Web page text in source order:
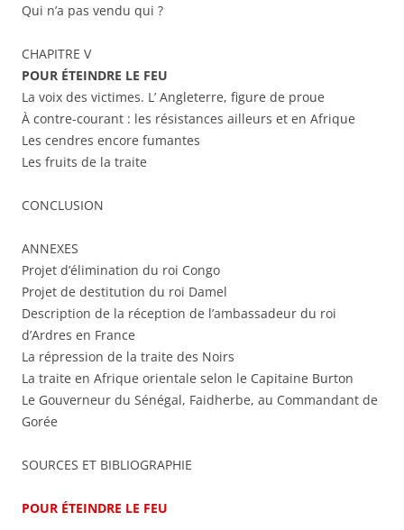
Qui n’a pas vendu qui ?
CHAPITRE V
POUR ÉTEINDRE LE FEU
La voix des victimes. L’ Angleterre, figure de proue
À contre-courant : les résistances ailleurs et en Afrique
Les cendres encore fumantes
Les fruits de la traite
CONCLUSION
ANNEXES
Projet d’élimination du roi Congo
Projet de destitution du roi Damel
Description de la réception de l’ambassadeur du roi
d’Ardres en France
La répression de la traite des Noirs
La traite en Afrique orientale selon le Capitaine Burton
Le Gouverneur du Sénégal, Faidherbe, au Commandant de
Gorée
SOURCES ET BIBLIOGRAPHIE
POUR ÉTEINDRE LE FEU